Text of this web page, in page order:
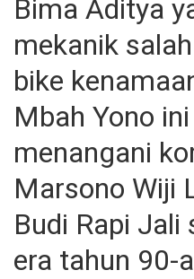
Bima Aditya
mekanik
bike
Mbah Yono
menangani
Marsono Wiji
Budi Rapi Jali
era tahun 90-